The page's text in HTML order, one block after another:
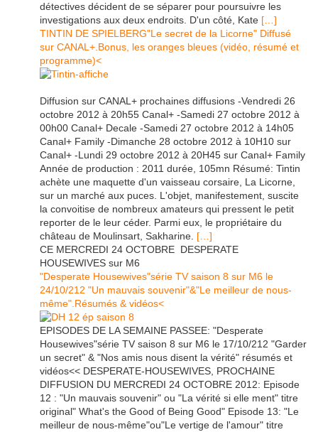
détectives décident de se séparer pour poursuivre les
investigations aux deux endroits. D'un côté, Kate […]
TINTIN DE SPIELBERG"Le secret de la Licorne" Diffusé
sur CANAL+.Bonus, les oranges bleues (vidéo, résumé et
programme)<
Diffusion sur CANAL+ prochaines diffusions -Vendredi 26
octobre 2012 à 20h55 Canal+ -Samedi 27 octobre 2012 à
00h00 Canal+ Decale -Samedi 27 octobre 2012 à 14h05
Canal+ Family -Dimanche 28 octobre 2012 à 10H10 sur
Canal+ -Lundi 29 octobre 2012 à 20H45 sur Canal+ Family
Année de production : 2011 durée, 105mn Résumé: Tintin
achète une maquette d'un vaisseau corsaire, La Licorne,
sur un marché aux puces. L'objet, manifestement, suscite
la convoitise de nombreux amateurs qui pressent le petit
reporter de le leur céder. Parmi eux, le propriétaire du
château de Moulinsart, Sakharine. […]
CE MERCREDI 24 OCTOBRE DESPERATE
HOUSEWIVES sur M6
"Desperate Housewives"série TV saison 8 sur M6 le
24/10/212 "Un mauvais souvenir"&"Le meilleur de nous-
même".Résumés & vidéos<
EPISODES DE LA SEMAINE PASSEE: "Desperate
Housewives"série TV saison 8 sur M6 le 17/10/212 "Garder
un secret" & "Nos amis nous disent la vérité" résumés et
vidéos<< DESPERATE-HOUSEWIVES, PROCHAINE
DIFFUSION DU MERCREDI 24 OCTOBRE 2012: Episode
12 : "Un mauvais souvenir" ou "La vérité si elle ment" titre
original" What's the Good of Being Good" Episode 13: "Le
meilleur de nous-même"ou"Le vertige de l'amour" titre